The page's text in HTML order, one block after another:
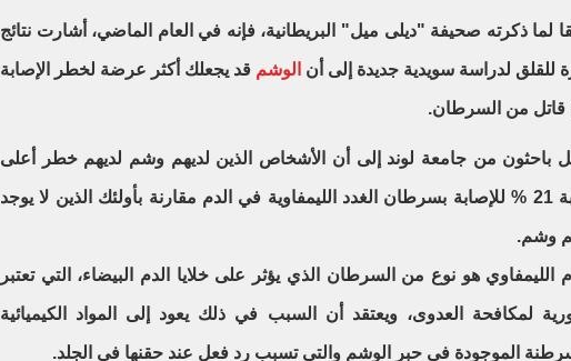
لما ذكرته صحيفة "ديلى ميل" البريطانية، فإنه في العام الماضي، أشارت نتائج
للقلق لدراسة سويدية جديدة إلى أن الوشم قد يجعلك أكثر عرضة لخطر الإصابة
قاتل من السرطان.
باحثون من جامعة لوند إلى أن الأشخاص الذين لديهم وشم لديهم خطر أعلى
بنسبة 21 % للإصابة بسرطان الغدد الليمفاوية في الدم مقارنة بأولئك الذين لا يوجد
وشم.
الليمفاوي هو نوع من السرطان الذي يؤثر على خلايا الدم البيضاء، التي تعتبر
لمكافحة العدوى، ويعتقد أن السبب في ذلك يعود إلى المواد الكيميائية
الموجودة في حبر الوشم والتي تسبب رد فعل عند حقنها في الجلد.